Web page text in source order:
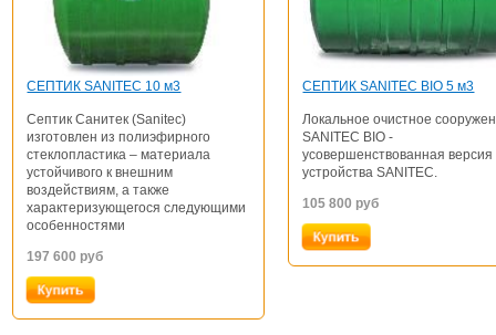
СЕПТИК SANITEC 10 м3
Септик Санитек (Sanitec)
изготовлен из полиэфирного
стеклопластика – материала
устойчивого к внешним
воздействиям, а также
характеризующегося следующими
особенностями
197 600 руб
СЕПТИК SANITEC BIO 5 м3
Локальное очистное
SANITEC BIO -
усовершенствованная версия
устройства SANITEC.
105 800 руб